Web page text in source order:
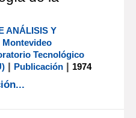
ANÁLISIS Y
Montevideo
Tecnológico
| Publicación | 1974